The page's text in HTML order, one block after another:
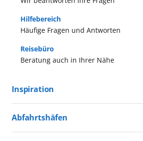
Häufige Fragen und Antworten
Hilfebereich
Beratung auch in Ihrer Nähe
Reisebüro
Inspiration
Aktivurlaub mit AIDA
Abfahrtshäfen